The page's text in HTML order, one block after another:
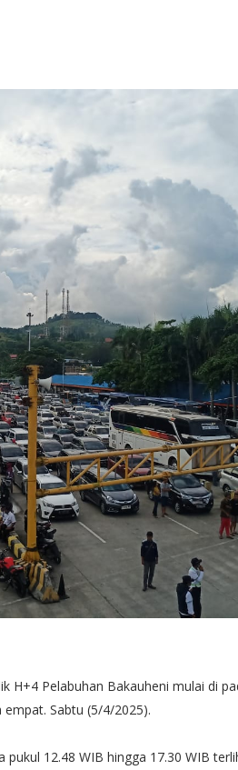
H+4 Pelabuhan Bakauheni mulai di
Sabtu (5/4/2025).
12.48 WIB hingga 17.30 WIB